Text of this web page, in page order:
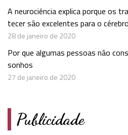
A neurociência explica porque os
tecer são excelentes para o cérebro
28 de janeiro de 2020
Por que algumas pessoas não
sonhos
27 de janeiro de 2020
Publicidade